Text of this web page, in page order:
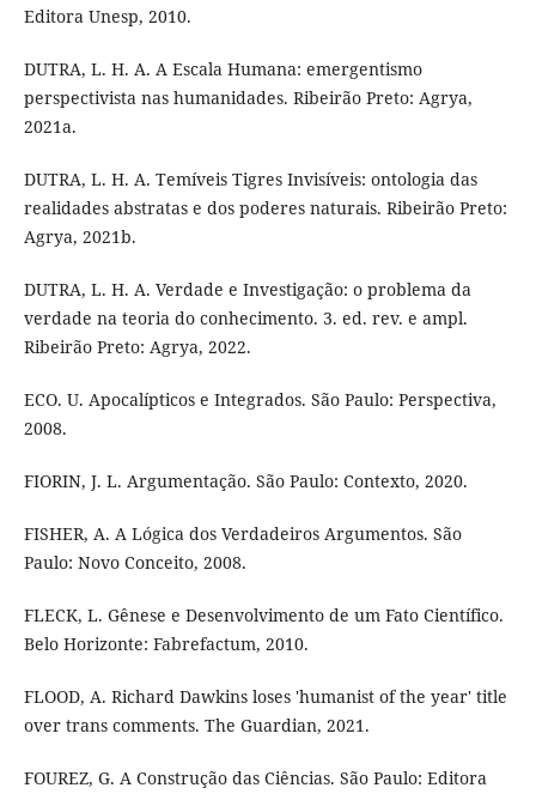
Editora Unesp, 2010.
DUTRA, L. H. A. A Escala Humana: emergentismo
perspectivista nas humanidades. Ribeirão Preto: Agrya,
2021a.
DUTRA, L. H. A. Temíveis Tigres Invisíveis: ontologia das
realidades abstratas e dos poderes naturais. Ribeirão Preto:
Agrya, 2021b.
DUTRA, L. H. A. Verdade e Investigação: o problema da
verdade na teoria do conhecimento. 3. ed. rev. e ampl.
Ribeirão Preto: Agrya, 2022.
ECO. U. Apocalípticos e Integrados. São Paulo: Perspectiva,
2008.
FIORIN, J. L. Argumentação. São Paulo: Contexto, 2020.
FISHER, A. A Lógica dos Verdadeiros Argumentos. São
Paulo: Novo Conceito, 2008.
FLECK, L. Gênese e Desenvolvimento de um Fato Científico.
Belo Horizonte: Fabrefactum, 2010.
FLOOD, A. Richard Dawkins loses 'humanist of the year' title
over trans comments. The Guardian, 2021.
FOUREZ, G. A Construção das Ciências. São Paulo: Editora